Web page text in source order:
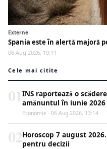
Externe
Spania este în alertă majoră
06 Aug 2026, 19:11
Cele mai citite
INS raportează o
amănuntul în iunie 2026
Economie · 06 Aug 2026, 13:14
Horoscop 7 august
pentru decizii